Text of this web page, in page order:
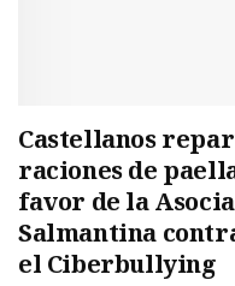
Castellanos
raciones de
favor de la
Salmantina
el Ciberbullying